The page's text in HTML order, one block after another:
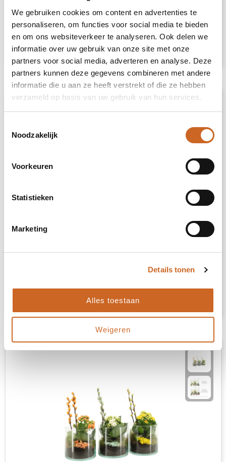
We gebruiken cookies om content en advertenties te
personaliseren, om functies voor social media te bieden
en om ons websiteverkeer te analyseren. Ook delen we
informatie over uw gebruik van onze site met onze
partners voor social media, adverteren en analyse. Deze
partners kunnen deze gegevens combineren met andere
informatie die u aan ze heeft verstrekt of die ze hebben
verzameld op basis van uw gebruik van hun services.
Noodzakelijk
Voorkeuren
Statistieken
Marketing
Details tonen
Alles toestaan
Weigeren
€ 9,00 Bekijk
Easter glass medium - Narcis